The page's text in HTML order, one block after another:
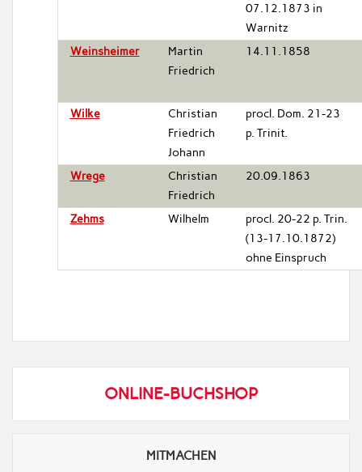
07.12.1873 in
Warnitz
Weinsheimer
Martin
Friedrich
14.11.1858
Wilke
Christian
Friedrich
Johann
procl. Dom. 21-23
p. Trinit.
Wrege
Christian
Friedrich
20.09.1863
Zehms Wilhelm
procl. 20-22 p. Trin.
(13-17.10.1872)
ohne Einspruch
ONLINE-BUCHSHOP
MITMACHEN